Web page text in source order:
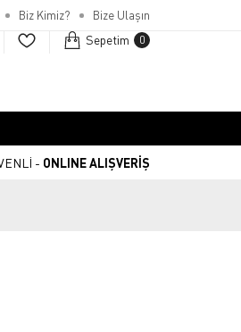
Biz Kimiz? Bize Ulaşın
Sepetim 0
- ONLINE ALIŞVERİŞ